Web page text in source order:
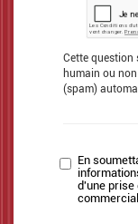
Cette question
humain ou
(spam)
Acceptation
En
d'une prise